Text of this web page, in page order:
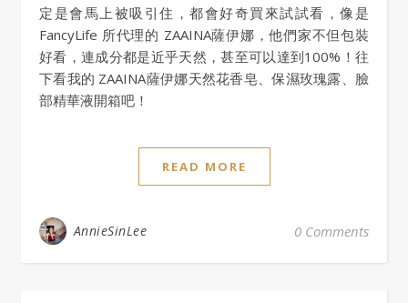
定是會馬上被吸引住，都會好奇買來試試看，像是
FancyLife 所代理的 ZAAINA薩伊娜，他們家不但包裝
好看，連成分都是近乎天然，甚至可以達到100%！往
下看我的 ZAAINA薩伊娜天然花香皂、保濕玫瑰露、臉
部精華液開箱吧！
READ MORE
AnnieSinLee 0 Comments